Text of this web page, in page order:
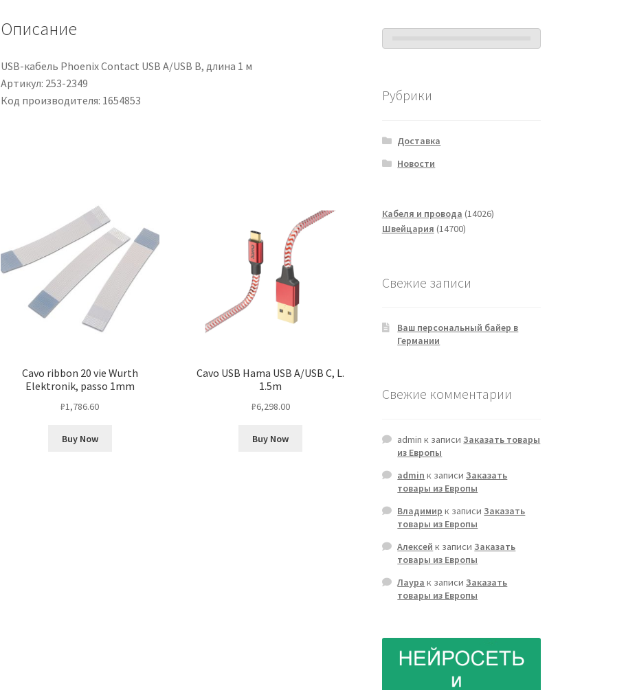
1m
Описание
USB-кабель Phoenix Contact USB A/USB B, длина 1 м
Артикул: 253-2349
Код производителя: 1654853
Cavo ribbon 20 vie Wurth
Elektronik, passo 1mm
₽1,786.60
Buy Now
Cavo USB Hama USB A/USB C, L.
1.5m
₽6,298.00
Buy Now
Рубрики
Доставка
Новости
Кабеля и провода 1402614026
Швейцария 1470014700
Свежие записи
Ваш персональный байер в
Германии
Свежие комментарии
admin к записиЗаказать товары
из Европы
admin к записиЗаказать
товары из Европы
Владимир к записиЗаказать
товары из Европы
Алексей к записиЗаказать
товары из Европы
Лаура к записиЗаказать
товары из Европы